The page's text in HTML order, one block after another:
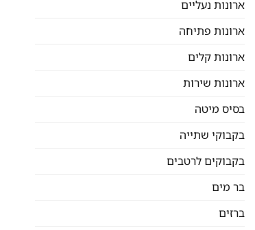
ארונות נעליים
ארונות פתיחה
ארונות קלים
ארונות שירות
בסיס מיטה
בקבוקי שתייה
בקבוקים לרטבים
בר מים
ברזים